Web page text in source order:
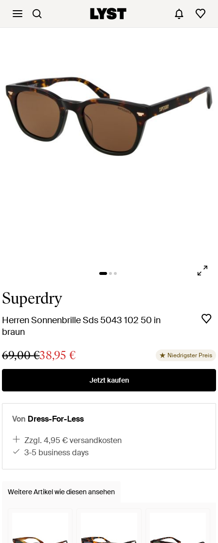
Superdry
Herren Sonnenbrille Sds 5043 102 50 in
braun
69,00 €38,95 € Niedrigster Preis
Jetzt kaufen
Von Dress-For-Less
zzgl. 4,95 € versandkosten
3-5 business days
Weitere Artikel wie diesen ansehen